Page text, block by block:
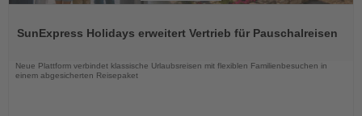
die
SunExpress Holidays erweitert Vertrieb für Pauschalreisen
Neue Plattform verbindet klassische Urlaubsreisen mit flexiblen Familienbesuchen in
einem abgesicherten Reisepaket